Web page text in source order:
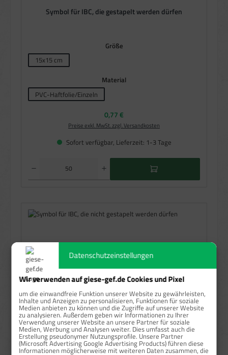
Symbol für IBC, die gestapelt werden dürfen
Größeauswählen
15x15 cm
Material
PVC-Haftfolie/Einzeln
Regulärer Preis:
0,77 €
Preise exkl. MwSt. zzgl. Versandkosten
Sofort verfügbar, Lieferzeit: 1-3 Tage
Produkt Anzahl: Gib den gewünschten Wert ein oder benutze die Schaltflächen um die Anzahl zu
Symbol für IBC, die nicht gestapelt werden dürfen
Datenschutzeinstellungen
Wir verwenden auf giese-gef.de Cookies und Pixel
um die einwandfreie Funktion unserer Website zu gewährleisten,
Inhalte und Anzeigen zu personalisieren, Funktionen für soziale
Medien anbieten zu können und die Zugriffe auf unserer Website
zu analysieren. Außerdem geben wir Informationen zu Ihrer
Verwendung unserer Website an unsere Partner für soziale
Medien, Werbung und Analysen weiter. Dies umfasst auch die
Erstellung pseudonymer Nutzungsprofile. Unsere Partner
(Microsoft Advertising Google Advertising Products) führen diese
Informationen möglicherweise mit weiteren Daten zusammen, die